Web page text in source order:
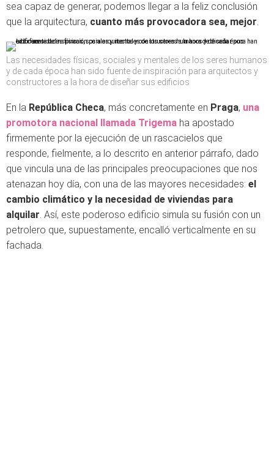
sea capaz de generar, podemos llegar a la feliz conclusión
que la arquitectura, cuanto más provocadora sea, mejor.
Las necesidades físicas, sociales y mentales de los seres humanos
y de cada época han sido fuente de inspiración para arquitectos y
constructores a la hora de diseñar sus edificios
En la República Checa, más concretamente en Praga, una
promotora nacional llamada Trigema ha apostado
firmemente por la ejecución de un rascacielos que
responde, fielmente, a lo descrito en anterior párrafo, dado
que vincula una de las principales preocupaciones que nos
atenazan hoy día, con una de las mayores necesidades: el
cambio climático y la necesidad de viviendas para
alquilar. Así, este poderoso edificio simula su fusión con un
petrolero que, supuestamente, encalló verticalmente en su
fachada.